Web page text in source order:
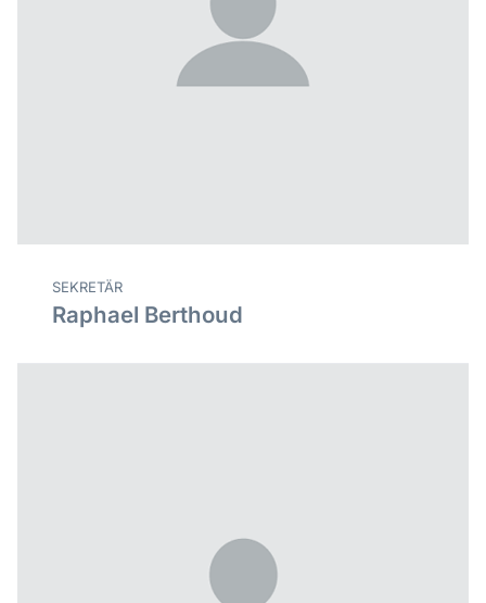
SEKRETÄR
Raphael Berthoud